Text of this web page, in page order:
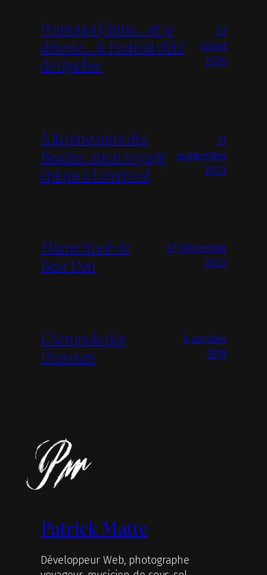
Pourquoi j’aime… et je
déteste… le Festival d’été
de Québec
22
juillet
2026
À la rencontre des
Beatles : mon voyage
épique à Liverpool
21
septembre
2023
Flume Knob &
Bear Den
27 décembre
2022
L’Acropole des
Draveurs
6 octobre
2019
Patrick Matte
Développeur Web, photographe